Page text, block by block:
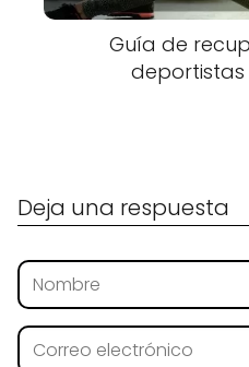
Guía de
deportistas
Deja una respuesta